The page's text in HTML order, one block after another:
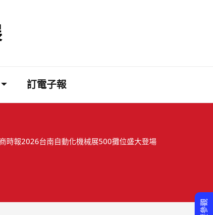
訂電子報
時報2026台南自動化機械展500攤位盛大登場